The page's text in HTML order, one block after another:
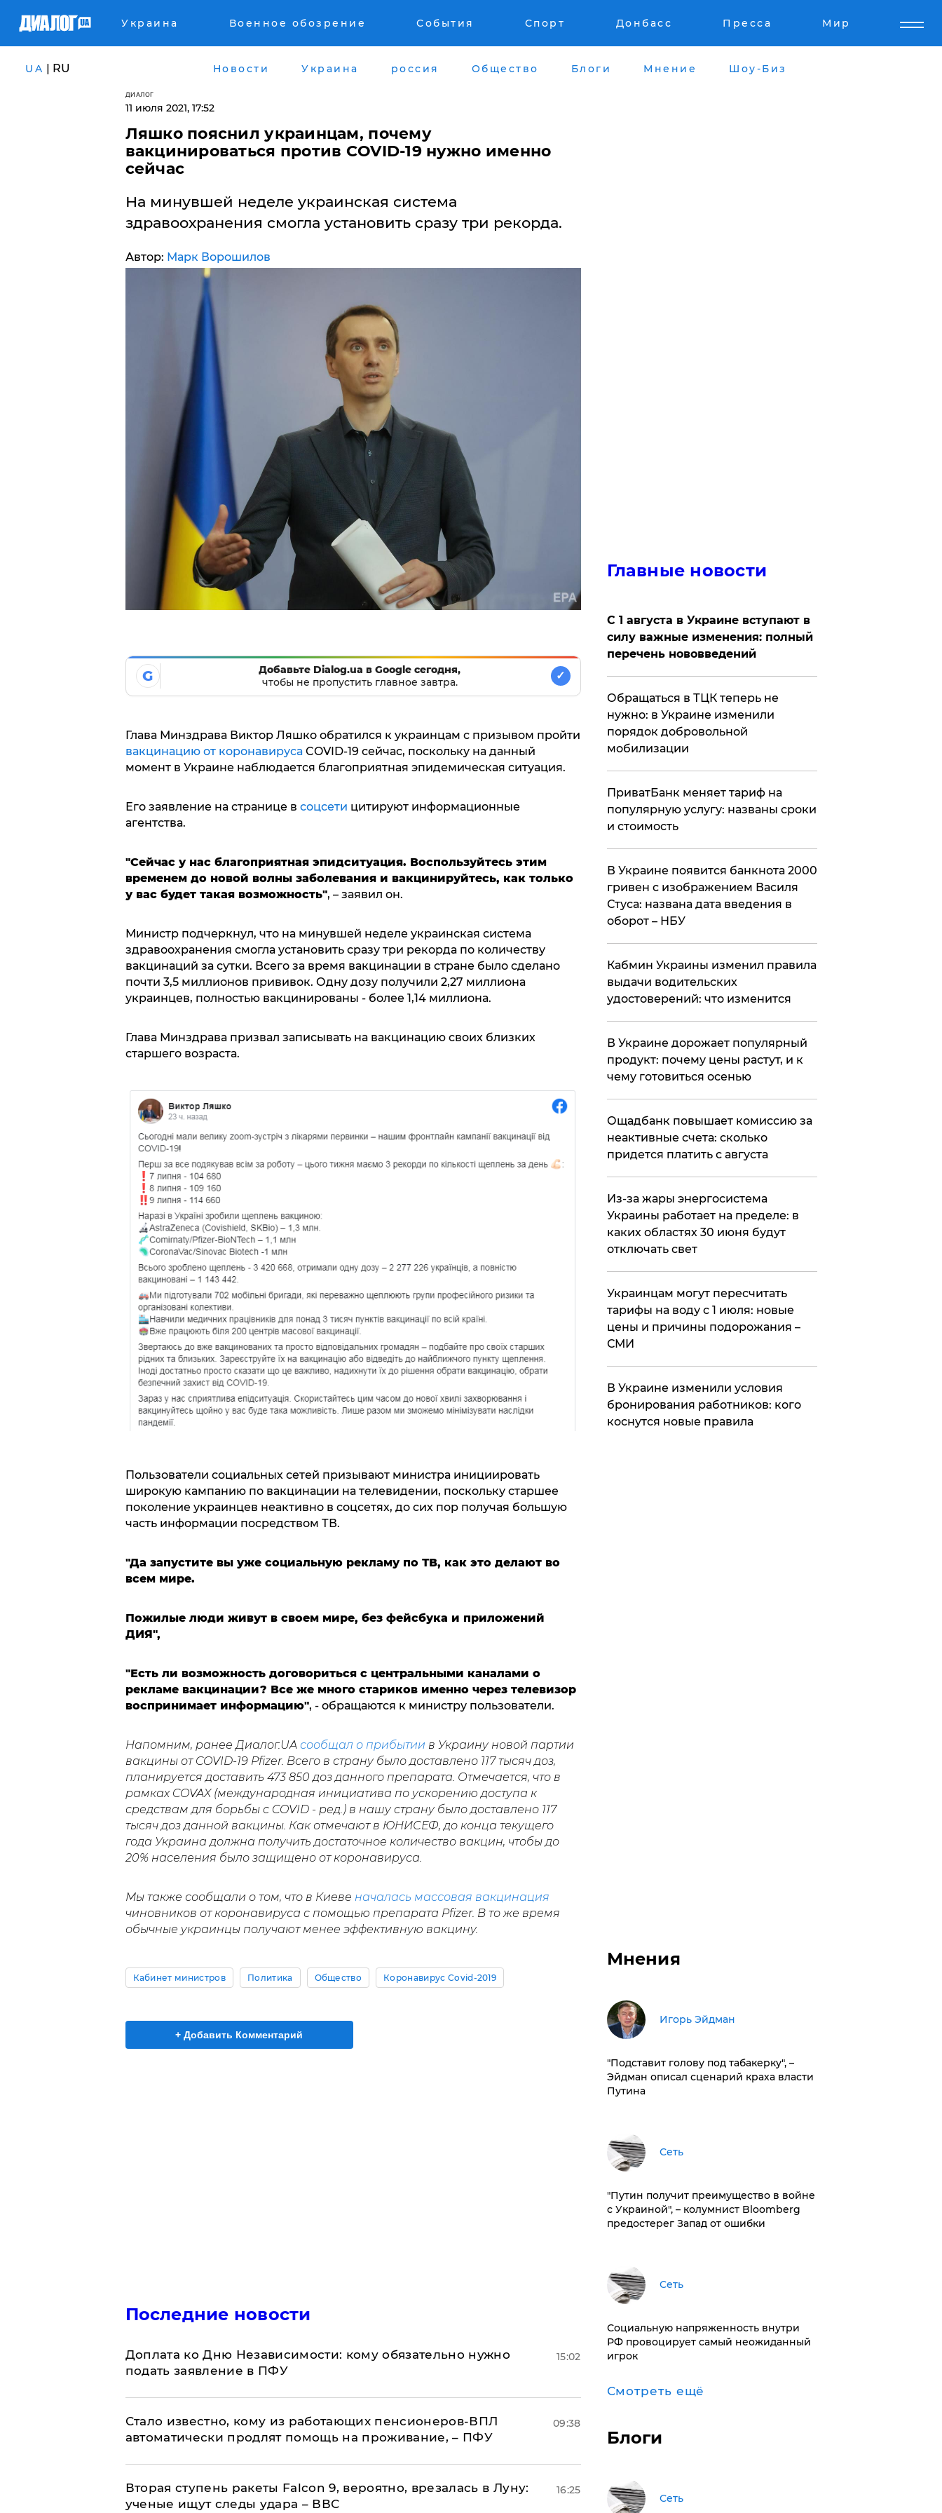
Украина Военное обозрение События Спорт Донбасс Пресса Мир
UA | RU Новости Украина россия Общество Блоги Мнение Шоу-Биз
ДИАЛОГ
11 июля 2021, 17:52
Ляшко пояснил украинцам, почему
вакцинироваться против COVID-19 нужно именно
сейчас
На минувшей неделе украинская система
здравоохранения смогла установить сразу три рекорда.
Автор: Марк Ворошилов
G
Добавьте Dialog.ua в Google сегодня,
чтобы не пропустить главное завтра.
✓
Глава Минздрава Виктор Ляшко обратился к украинцам с призывом пройти
вакцинацию от коронавирусаCOVID-19 сейчас, поскольку на данный
момент в Украине наблюдается благоприятная эпидемическая ситуация.
Его заявление на странице в соцсети цитируют информационные
агентства.
"Сейчас у нас благоприятная эпидситуация. Воспользуйтесь этим
временем до новой волны заболевания и вакцинируйтесь, как только
у вас будет такая возможность", – заявил он.
Министр подчеркнул, что на минувшей неделе украинская система
здравоохранения смогла установить сразу три рекорда по количеству
вакцинаций за сутки. Всего за время вакцинации в стране было сделано
почти 3,5 миллионов прививок. Одну дозу получили 2,27 миллиона
украинцев, полностью вакцинированы - более 1,14 миллиона.
Глава Минздрава призвал записывать на вакцинацию своих близких
старшего возраста.
Пользователи социальных сетей призывают министра инициировать
широкую кампанию по вакцинации на телевидении, поскольку старшее
поколение украинцев неактивно в соцсетях, до сих пор получая большую
часть информации посредством ТВ.
"Да запустите вы уже социальную рекламу по ТВ, как это делают во
всем мире.
Пожилые люди живут в своем мире, без фейсбука и приложений
ДИЯ",
"Есть ли возможность договориться с центральными каналами о
рекламе вакцинации? Все же много стариков именно через телевизор
воспринимает информацию", - обращаются к министру пользователи.
Напомним, ранее Диалог.UA сообщал о прибытии в Украину новой партии
вакцины от COVID-19 Pfizer. Всего в страну было доставлено 117 тысяч доз,
планируется доставить 473 850 доз данного препарата. Отмечается, что в
рамках COVAX (международная инициатива по ускорению доступа к
средствам для борьбы с COVID - ред.) в нашу страну было доставлено 117
тысяч доз данной вакцины. Как отмечают в ЮНИСЕФ, до конца текущего
года Украина должна получить достаточное количество вакцин, чтобы до
20% населения было защищено от коронавируса.
Мы также сообщали о том, что в Киеве началась массовая вакцинация
чиновников от коронавируса с помощью препарата Pfizer. В то же время
обычные украинцы получают менее эффективную вакцину.
Кабинет министров Политика Общество Коронавирус Covid-2019
+ Добавить Комментарий
Последние новости
Доплата ко Дню Независимости: кому обязательно нужно
подать заявление в ПФУ
15:02
Стало известно, кому из работающих пенсионеров-ВПЛ
автоматически продлят помощь на проживание, – ПФУ
09:38
Вторая ступень ракеты Falcon 9, вероятно, врезалась в Луну:
ученые ищут следы удара – ВВС
16:25
Главные новости
С 1 августа в Украине вступают в
силу важные изменения: полный
перечень нововведений
Обращаться в ТЦК теперь не
нужно: в Украине изменили
порядок добровольной
мобилизации
ПриватБанк меняет тариф на
популярную услугу: названы сроки
и стоимость
В Украине появится банкнота 2000
гривен с изображением Василя
Стуса: названа дата введения в
оборот – НБУ
Кабмин Украины изменил правила
выдачи водительских
удостоверений: что изменится
В Украине дорожает популярный
продукт: почему цены растут, и к
чему готовиться осенью
​Ощадбанк повышает комиссию за
неактивные счета: сколько
придется платить с августа
Из-за жары энергосистема
Украины работает на пределе: в
каких областях 30 июня будут
отключать свет
Украинцам могут пересчитать
тарифы на воду с 1 июля: новые
цены и причины подорожания –
СМИ
В Украине изменили условия
бронирования работников: кого
коснутся новые правила
Мнения
Игорь Эйдман
​"Подставит голову под табакерку", –
Эйдман описал сценарий краха власти
Путина
Сеть
"Путин получит преимущество в войне
с Украиной", – колумнист Bloomberg
предостерег Запад от ошибки
Сеть
Социальную напряженность внутри
РФ провоцирует самый неожиданный
игрок
Смотреть ещё
Блоги
Сеть